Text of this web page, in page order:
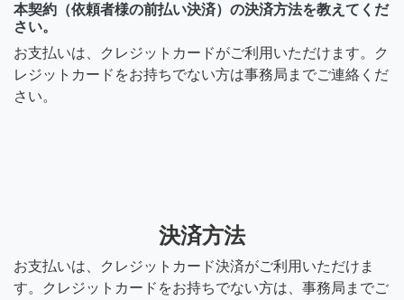
本契約（依頼者様の前払い決済）の決済方法を教えてくだ
さい。
お支払いは、クレジットカードがご利用いただけます。ク
レジットカードをお持ちでない方は事務局までご連絡くだ
さい。
決済方法
お支払いは、クレジットカード決済がご利用いただけま
す。クレジットカードをお持ちでない方は、事務局までご